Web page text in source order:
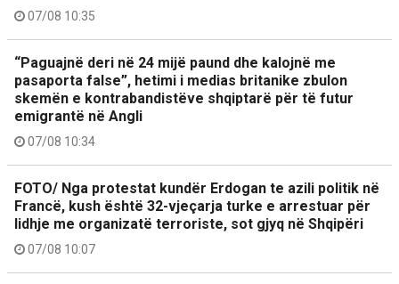
07/08 10:35
“Paguajnë deri në 24 mijë paund dhe kalojnë me
pasaporta false”, hetimi i medias britanike zbulon
skemën e kontrabandistëve shqiptarë për të futur
emigrantë në Angli
07/08 10:34
FOTO/ Nga protestat kundër Erdogan te azili politik në
Francë, kush është 32-vjeçarja turke e arrestuar për
lidhje me organizatë terroriste, sot gjyq në Shqipëri
07/08 10:07